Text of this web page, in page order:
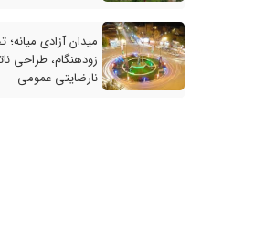
میدان آزادی
زودهنگام، طراحی
نارضایتی عمومی